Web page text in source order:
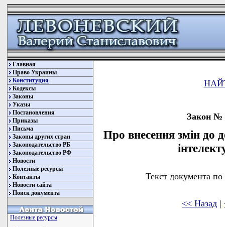
Главная
Право Украины
Конституция
Кодексы
Законы
Указы
Постановления
Приказы
Письма
Законы других стран
Законодательство РБ
Законодательство РФ
Новости
Полезные ресурсы
Контакты
Новости сайта
Поиск документа
Полезные ресурсы
Закон №
Про внесення змін до
Текст документа
<< Назад |